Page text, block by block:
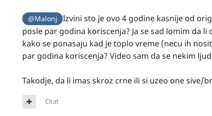
@Malonj
Izvini sto je ovo 4 godine kasnije od
posle par godina koriscenja? Ja se sad lomim da
kako se ponasaju kad je toplo vreme (necu ih
par godina koriscenja? Video sam da se nekim
Takodje, da li imas skroz crne ili si uzeo one sive/
Citat